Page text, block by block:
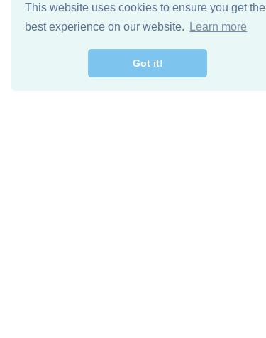
This website uses cookies to ensure you get the
best experience on our website.
Learn more
Got it!